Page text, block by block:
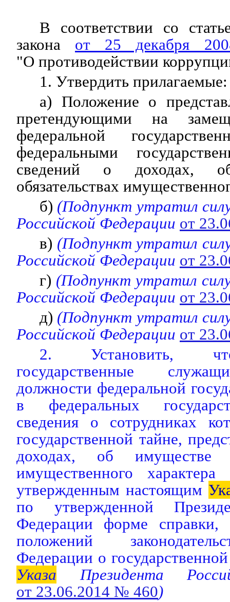
В соответствии со
закона от 25 декабря
"О противодействии
1. Утвердить прилагаемые:
а) Положение о
претендующими на
федеральной
федеральными
сведений о доходах,
обязательствах
б) (Подпункт утратил
Российской Федерации от
в) (Подпункт утратил
Российской Федерации от
г) (Подпункт утратил
Российской Федерации от
д) (Подпункт утратил
Российской Федерации от
2. Установить,
государственные
должности федеральной
в федеральных
сведения о сотрудниках
государственной тайне,
доходах, об имуществе и
имущественного
утвержденным настоящим
по утвержденной
Федерации форме
положений
Федерации о
Указа Президента
от 23.06.2014 № 460)